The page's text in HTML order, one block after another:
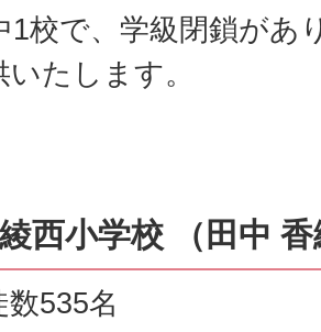
1校で、学級閉鎖があ
たします。
西小学校 （田中
数535名